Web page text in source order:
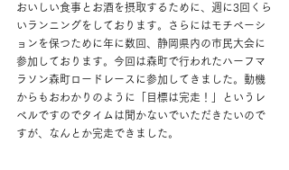
おいしい食事とお酒を摂取するために、週に3回くら
いランニングをしております。さらにはモチベーシ
ョンを保つために年に数回、静岡県内の市民大会に
参加しております。今回は森町で行われたハーフマ
ラソン森町ロードレースに参加してきました。動機
からもおわかりのように「目標は完走！」というレ
ベルですのでタイムは聞かないでいただきたいので
すが、なんとか完走できました。